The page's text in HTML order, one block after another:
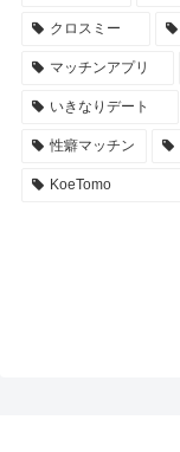
クロスミー
マッチンアプリ
いきなりデート
性癖マッチン
KoeTomo